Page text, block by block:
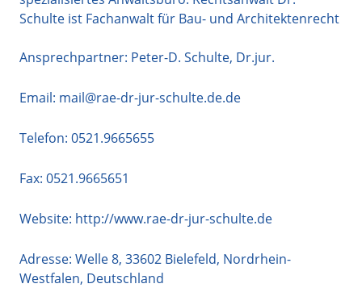
Schulte ist Fachanwalt für Bau- und Architektenrecht
Ansprechpartner: Peter-D. Schulte, Dr.jur.
Email: mail@rae-dr-jur-schulte.de.de
Telefon: 0521.9665655
Fax: 0521.9665651
Website: http://www.rae-dr-jur-schulte.de
Adresse: Welle 8, 33602 Bielefeld, Nordrhein-
Westfalen, Deutschland